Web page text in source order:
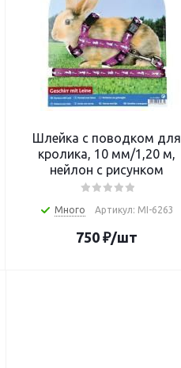
Шлейка с поводком для
кролика, 10 мм/1,20 м,
нейлон с рисунком
Много Артикул: MI-6263
750₽/шт